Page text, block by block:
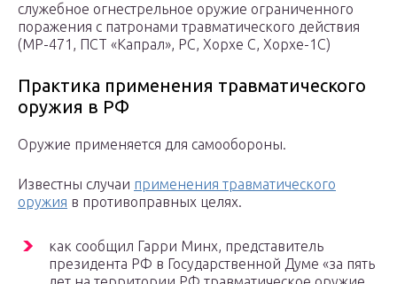
служебное огнестрельное оружие ограниченного
поражения с патронами травматического действия
(МР-471, ПСТ «Капрал», РС, Хорхе С, Хорхе-1С)
Практика применения травматического
оружия в РФ
Оружие применяется для самообороны.
Известны случаи применения травматического
оружия в противоправных целях.
как сообщил Гарри Минх, представитель
президента РФ в Государственной Думе «за пять